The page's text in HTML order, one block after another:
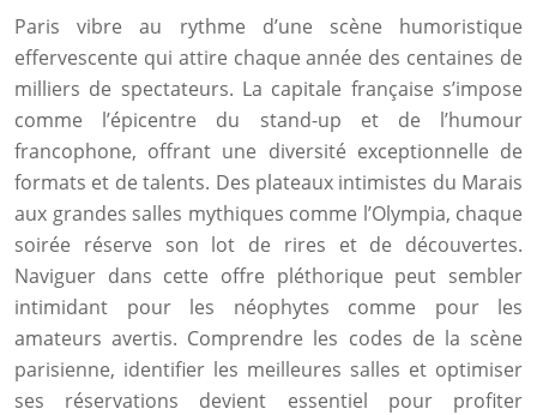
Paris vibre au rythme d’une scène humoristique
effervescente qui attire chaque année des centaines de
milliers de spectateurs. La capitale française s’impose
comme l’épicentre du stand-up et de l’humour
francophone, offrant une diversité exceptionnelle de
formats et de talents. Des plateaux intimistes du Marais
aux grandes salles mythiques comme l’Olympia, chaque
soirée réserve son lot de rires et de découvertes.
Naviguer dans cette offre pléthorique peut sembler
intimidant pour les néophytes comme pour les
amateurs avertis. Comprendre les codes de la scène
parisienne, identifier les meilleures salles et optimiser
ses réservations devient essentiel pour profiter